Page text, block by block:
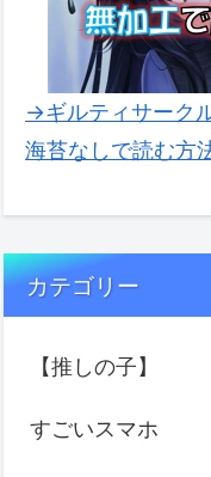
→ギルティサーク
海苔なしで読む方
カテゴリー
【推しの子】
すごいスマホ